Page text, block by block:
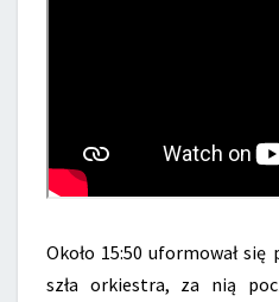
Około 15:50 uformował
szła orkiestra, za nią